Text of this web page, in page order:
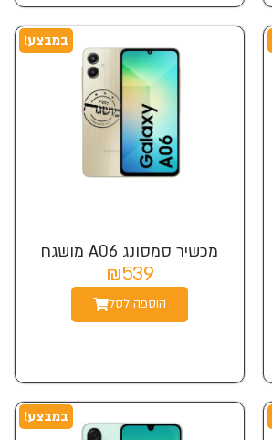
במבצע!
מכשיר סמסונג A06 מושגח
₪539
הוספה לסל
במבצע!